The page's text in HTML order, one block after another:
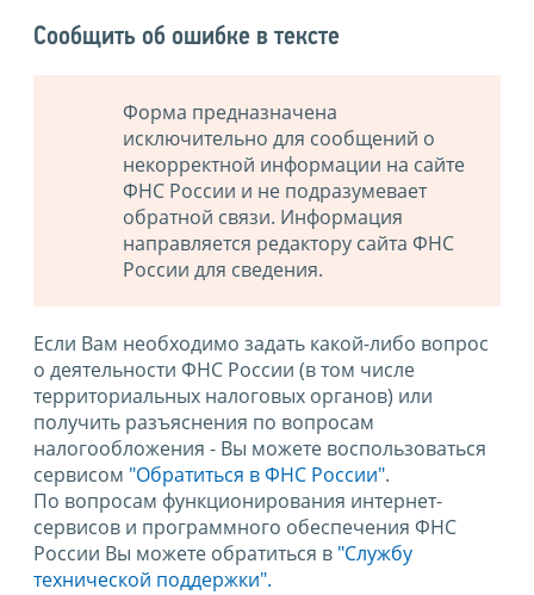
Сообщить об ошибке в тексте
Форма предназначена
исключительно для сообщений о
некорректной информации на сайте
ФНС России и не подразумевает
обратной связи. Информация
направляется редактору сайта ФНС
России для сведения.
Если Вам необходимо задать какой-либо вопрос
о деятельности ФНС России (в том числе
территориальных налоговых органов) или
получить разъяснения по вопросам
налогообложения - Вы можете воспользоваться
сервисом "Обратиться в ФНС России".
По вопросам функционирования интернет-
сервисов и программного обеспечения ФНС
России Вы можете обратиться в "Службу
технической поддержки".